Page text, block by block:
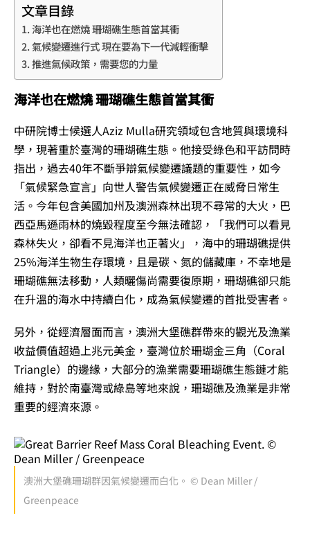
文章目錄
海洋也在燃燒 珊瑚礁生態首當其衝
氣候變遷進行式 現在要為下一代減輕衝擊
推進氣候政策，需要您的力量
海洋也在燃燒 珊瑚礁生態首當其衝
中研院博士候選人Aziz Mulla研究領域包含地質與環境科
學，現著重於臺灣的珊瑚礁生態。他接受綠色和平訪問時
指出，過去40年不斷爭辯氣候變遷議題的重要性，如今
「氣候緊急宣言」向世人警告氣候變遷正在威脅日常生
活。今年包含美國加州及澳洲森林出現不尋常的大火，巴
西亞馬遜雨林的燒毀程度至今無法確認，「我們可以看見
森林失火，卻看不見海洋也正著火」，海中的珊瑚礁提供
25%海洋生物生存環境，且是碳、氮的儲藏庫，不幸地是
珊瑚礁無法移動，人類曬傷尚需要復原期，珊瑚礁卻只能
在升溫的海水中持續白化，成為氣候變遷的首批受害者。
另外，從經濟層面而言，澳洲大堡礁群帶來的觀光及漁業
收益價值超過上兆元美金，臺灣位於珊瑚金三角（Coral
Triangle）的邊緣，大部分的漁業需要珊瑚礁生態鏈才能
維持，對於南臺灣或綠島等地來說，珊瑚礁及漁業是非常
重要的經濟來源。
澳洲大堡礁珊瑚群因氣候變遷而白化。 © Dean Miller /
Greenpeace